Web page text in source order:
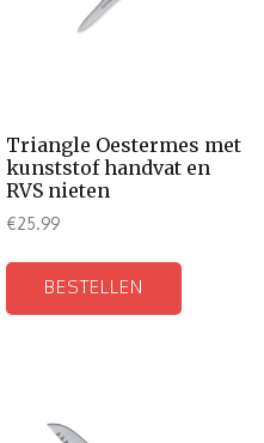
Triangle Oestermes met
kunststof handvat en
RVS nieten
€25.99
BESTELLEN